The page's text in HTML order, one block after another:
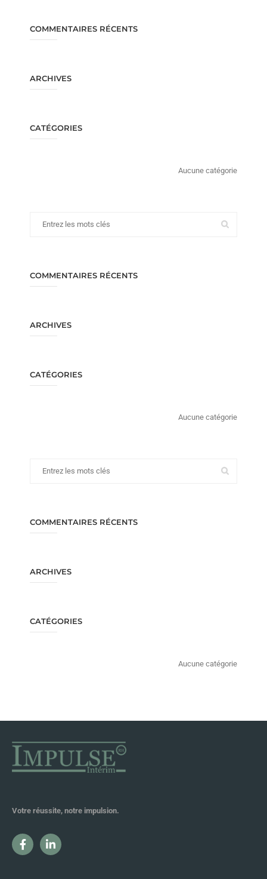
COMMENTAIRES RÉCENTS
ARCHIVES
CATÉGORIES
Aucune catégorie
COMMENTAIRES RÉCENTS
ARCHIVES
CATÉGORIES
Aucune catégorie
COMMENTAIRES RÉCENTS
ARCHIVES
CATÉGORIES
Aucune catégorie
Votre réussite, notre impulsion.